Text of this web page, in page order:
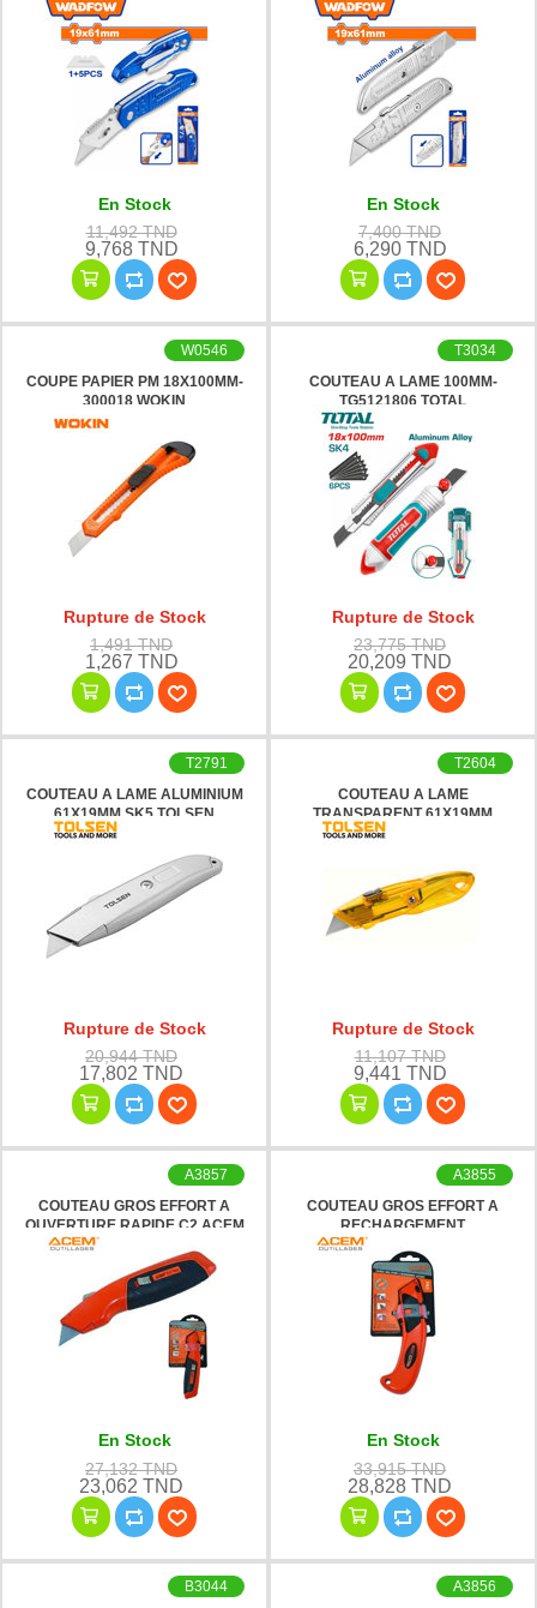
En Stock
11,492 TND
9,768 TND
WSK6661 WADFOW
En Stock
7,400 TND
6,290 TND
COUPE PAPIER PM 18X100MM-
300018 WOKIN
W0546
Rupture de Stock
1,491 TND
1,267 TND
COUTEAU A LAME 100MM-
TG5121806 TOTAL
T3034
Rupture de Stock
23,775 TND
20,209 TND
COUTEAU A LAME ALUMINIUM
61X19MM SK5 TOLSEN
T2791
Rupture de Stock
20,944 TND
17,802 TND
COUTEAU A LAME
TRANSPARENT 61X19MM
TOLSEN
T2604
Rupture de Stock
11,107 TND
9,441 TND
COUTEAU GROS EFFORT A
OUVERTURE RAPIDE C2 ACEM
A3857
En Stock
27,132 TND
23,062 TND
COUTEAU GROS EFFORT A
RECHARGEMENT
AUTOMATIQUE C1 ACEM
A3855
En Stock
33,915 TND
28,828 TND
B3044 A3856